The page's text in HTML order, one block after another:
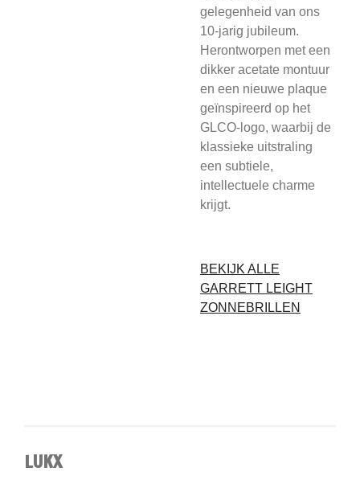
gelegenheid van ons
10-jarig jubileum.
Herontworpen met een
dikker acetate montuur
en een nieuwe plaque
geïnspireerd op het
GLCO-logo, waarbij de
klassieke uitstraling
een subtiele,
intellectuele charme
krijgt.
BEKIJK ALLE
GARRETT LEIGHT
ZONNEBRILLEN
LUKX